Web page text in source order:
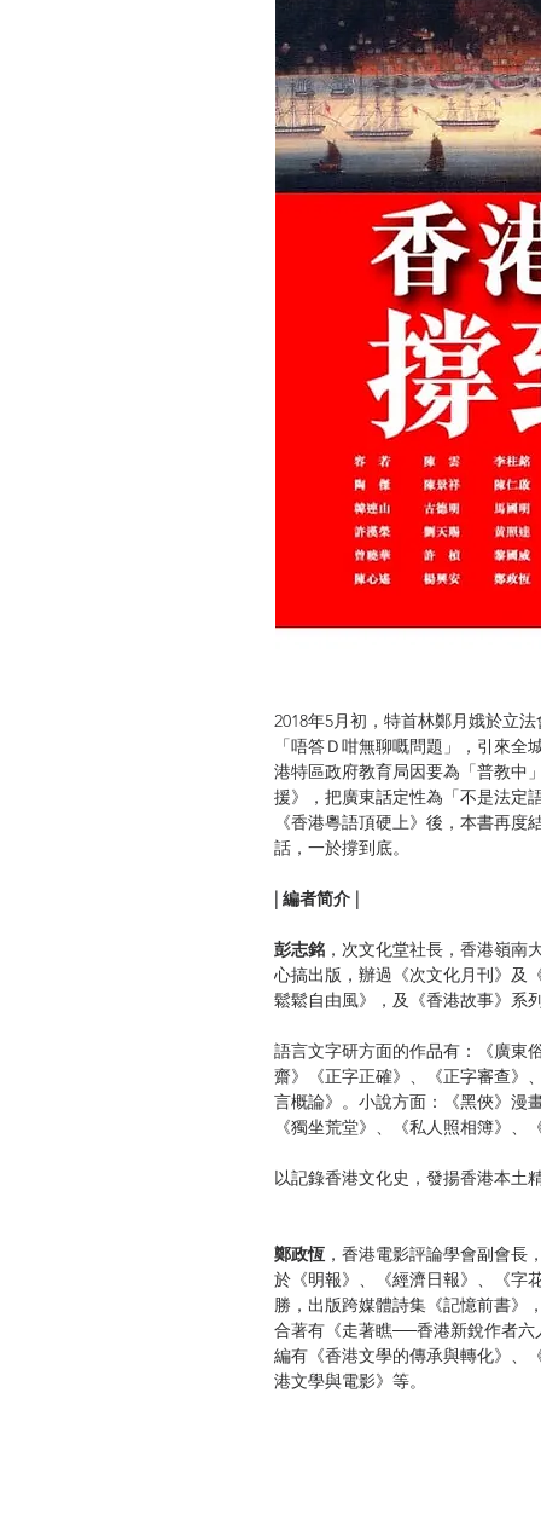
2018年5月初，特首林鄭月娥於立
「唔答Ｄ咁無聊嘅問題」，引來全
港特區政府教育局因要為「普教中
援》，把廣東話定性為「不是法定
《香港粵語頂硬上》後，本書再
話，一於撐到底。
| 編者简介 |
彭志銘 ，次文化堂社長，香港嶺南
心搞出版，辦過《次文化月刊》及
鬆鬆自由風》，及《香港故事》系
語言文字研方面的作品有：《廣東
齋》《正字正確》、《正字審查》
言概論》。小說方面：《黑俠》漫
《獨坐荒堂》、《私人照相簿》
以記錄香港文化史，發揚香港本土
鄭政恆 ，香港電影評論學會副會長
於《明報》、《經濟日報》、《字
勝，出版跨媒體詩集《記憶前書》
合著有《走著瞧──香港新銳作者六
編有《香港文學的傳承與轉化》、
港文學與電影》等。